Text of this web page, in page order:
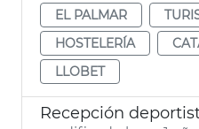
EL PALMAR
HOSTELERÍA
LLOBET
Recepción